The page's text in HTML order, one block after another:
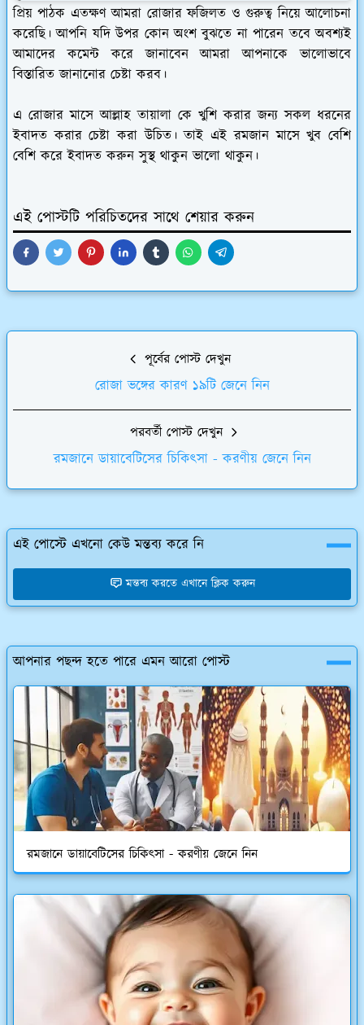
প্রিয় পাঠক এতক্ষণ আমরা রোজার ফজিলত ও গুরুত্ব নিয়ে আলোচনা
করেছি। আপনি যদি উপর কোন অংশ বুঝতে না পারেন তবে অবশ্যই
আমাদের কমেন্ট করে জানাবেন আমরা আপনাকে ভালোভাবে
বিস্তারিত জানানোর চেষ্টা করব।
এ রোজার মাসে আল্লাহ তায়ালা কে খুশি করার জন্য সকল ধরনের
ইবাদত করার চেষ্টা করা উচিত। তাই এই রমজান মাসে খুব বেশি
বেশি করে ইবাদত করুন সুস্থ থাকুন ভালো থাকুন।
এই পোস্টটি পরিচিতদের সাথে শেয়ার করুন
পূর্বের পোস্ট দেখুন
রোজা ভঙ্গের কারণ ১৯টি জেনে নিন
পরবর্তী পোস্ট দেখুন
রমজানে ডায়াবেটিসের চিকিৎসা - করণীয় জেনে নিন
এই পোস্টে এখনো কেউ মন্তব্য করে নি
মন্তব্য করতে এখানে ক্লিক করুন
আপনার পছন্দ হতে পারে এমন আরো পোস্ট
রমজানে ডায়াবেটিসের চিকিৎসা - করণীয় জেনে নিন